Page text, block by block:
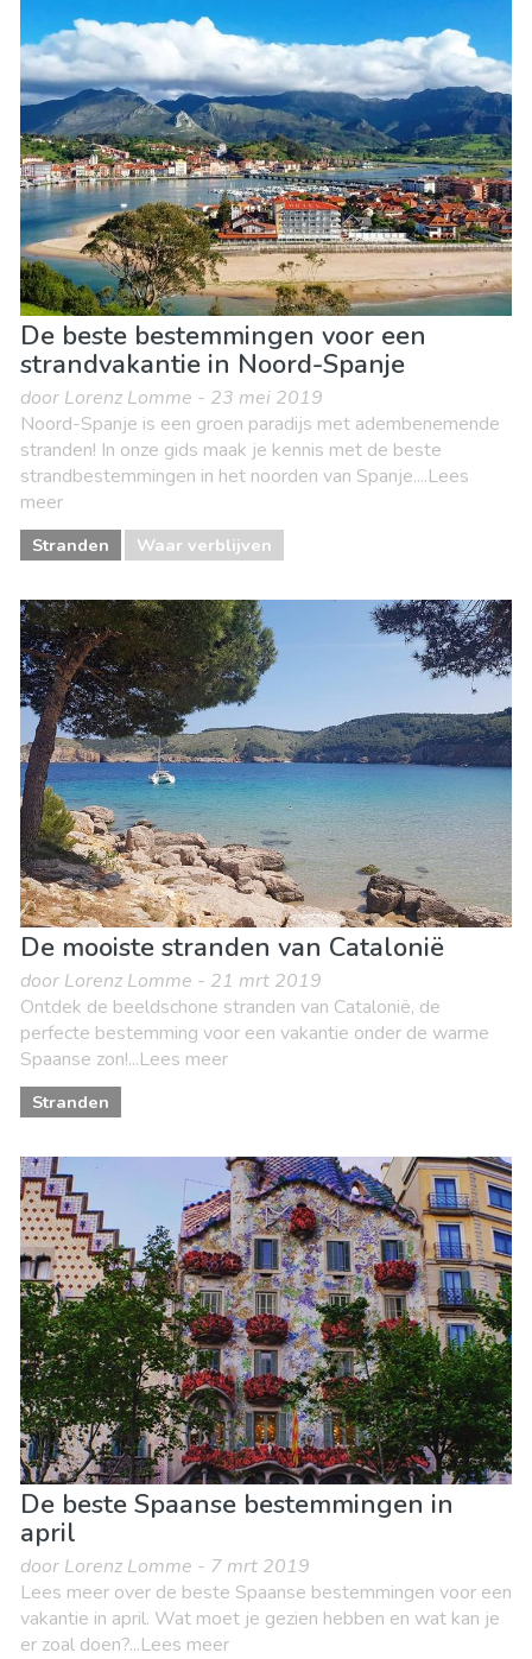
De beste bestemmingen voor een
strandvakantie in Noord-Spanje
door Lorenz Lomme - 23 mei 2019
Noord-Spanje is een groen paradijs met adembenemende
stranden! In onze gids maak je kennis met de beste
strandbestemmingen in het noorden van Spanje....Lees
meer
Stranden Waar verblijven
De mooiste stranden van Catalonië
door Lorenz Lomme - 21 mrt 2019
Ontdek de beeldschone stranden van Catalonië, de
perfecte bestemming voor een vakantie onder de warme
Spaanse zon!...Lees meer
Stranden
De beste Spaanse bestemmingen in
april
door Lorenz Lomme - 7 mrt 2019
Lees meer over de beste Spaanse bestemmingen voor een
vakantie in april. Wat moet je gezien hebben en wat kan je
er zoal doen?...Lees meer